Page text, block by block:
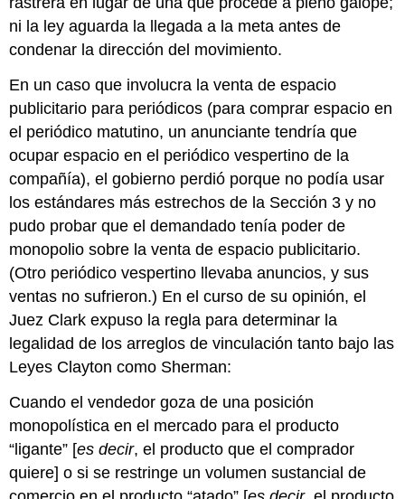
ni la ley aguarda la llegada a la meta antes de
condenar la dirección del movimiento.
En un caso que involucra la venta de espacio
publicitario para periódicos (para comprar espacio en
el periódico matutino, un anunciante tendría que
ocupar espacio en el periódico vespertino de la
compañía), el gobierno perdió porque no podía usar
los estándares más estrechos de la Sección 3 y no
pudo probar que el demandado tenía poder de
monopolio sobre la venta de espacio publicitario.
(Otro periódico vespertino llevaba anuncios, y sus
ventas no sufrieron.) En el curso de su opinión, el
Juez Clark expuso la regla para determinar la
legalidad de los arreglos de vinculación tanto bajo las
Leyes Clayton como Sherman:
Cuando el vendedor goza de una posición
monopolística en el mercado para el producto
“ligante” [es decir, el producto que el comprador
quiere] o si se restringe un volumen sustancial de